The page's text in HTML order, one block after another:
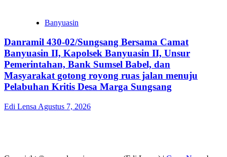
Banyuasin
Danramil 430-02/Sungsang Bersama Camat
Banyuasin II, Kapolsek Banyuasin II, Unsur
Pemerintahan, Bank Sumsel Babel, dan
Masyarakat gotong royong ruas jalan menuju
Pelabuhan Kritis Desa Marga Sungsang
Edi Lensa Agustus 7, 2026